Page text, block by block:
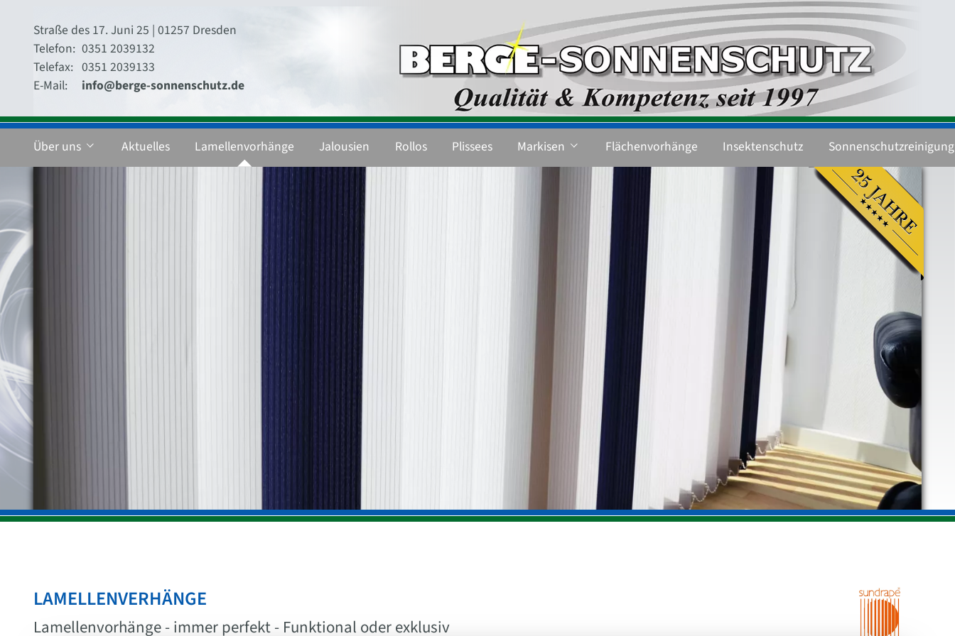
Straße des 17. Juni 25 | 01257 Dresden
Telefon: 0351 2039132
Telefax: 0351 2039133
E-Mail:
info@berge-sonnenschutz.de
Über uns Aktuelles Lamellenvorhänge Jalousien Rollos Plissees Markisen
Gelenkarmmarkisen
Glasdach & Beschattung
Micromarkisen
Flächenvorhänge Insektenschutz Sonnenschutzreinigung
LAMELLENVERHÄNGE
Lamellenvorhänge - immer perfekt - Funktional oder exklusiv